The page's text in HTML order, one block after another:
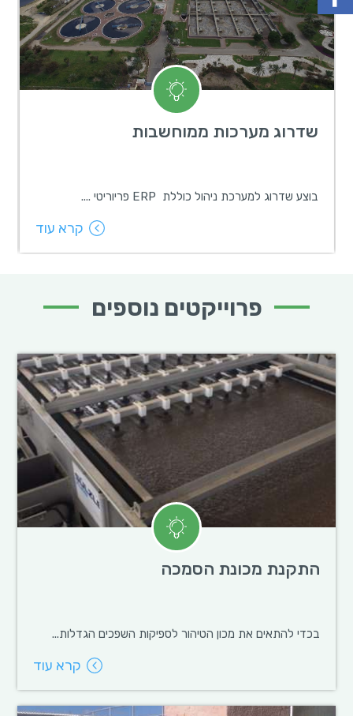
שדרוג מערכות ממוחשבות
בוצע שדרוג למערכת ניהול כוללת ERP פריוריטי ....
קרא עוד
פרוייקטים נוספים
התקנת מכונת הסמכה
בכדי להתאים את מכון הטיהור לספיקות השפכים הגדלות...
קרא עוד